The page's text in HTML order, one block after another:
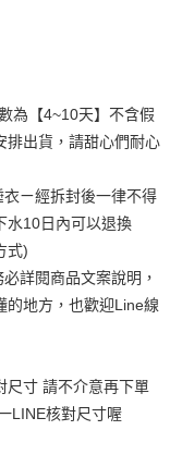
付方式。 讓您購物簡單
為【4~10天】不含假
排出貨，請甜心們耐心
ㄧ經拆封後一律不得
水10日內可以退換
式)
詳閱商品文案說明，
的地方，也歡迎Line線
尺寸 請不介意再下單
LINE核對尺寸喔